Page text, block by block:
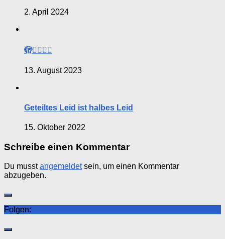
2. April 2024
🫣😵‍💫👎🏼
13. August 2023
Geteiltes Leid ist halbes Leid
15. Oktober 2022
Schreibe einen Kommentar
Du musstangemeldetsein, um einen Kommentar
abzugeben.
Folgen: